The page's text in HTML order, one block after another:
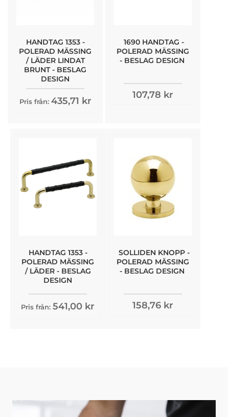
HANDTAG 1353 -
POLERAD MÄSSING
/ LÄDER LINDAT
BRUNT - BESLAG
DESIGN
Pris från: 435,71 kr
1690 HANDTAG -
POLERAD MÄSSING
- BESLAG DESIGN
107,78 kr
HANDTAG 1353 -
POLERAD MÄSSING
/ LÄDER - BESLAG
DESIGN
Pris från: 541,00 kr
SOLLIDEN KNOPP -
POLERAD MÄSSING
- BESLAG DESIGN
158,76 kr